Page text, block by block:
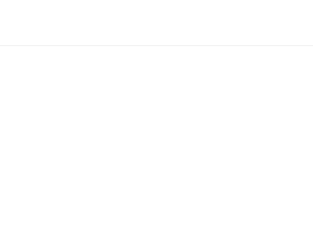
ETHYLHEXYL
CONTENIR: CI 77891 (TITANIUM
(IRON OXIDES).] SHADE 1 TALC, MICA,
ETHYLHEXYL
BHT, TOCOPHEROL, CI 77007
2,3,7 TALC, MICA, MAGNESIUM
ETHYLHEXYL
BHT, TOCOPHEROL. [+/- MAY